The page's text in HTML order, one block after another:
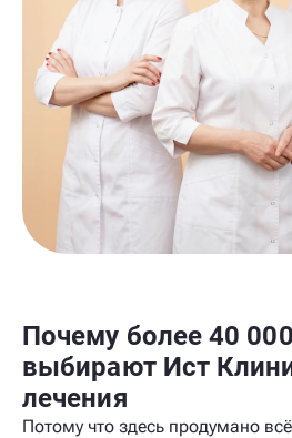
Почему более 40
выбирают Ист
лечения
Потому что здесь продумано